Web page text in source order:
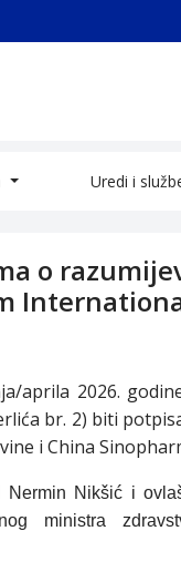
Uredi i
o
aprila 2026.
br. 2) biti
i China
Nikšić i
ministra